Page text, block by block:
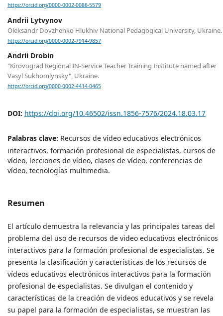
https://orcid.org/0000-0002-0086-5579
Andrii Lytvynov
Oleksandr Dovzhenko Hlukhiv National Pedagogical University, Ukraine.
https://orcid.org/0000-0002-7914-9857
Andrii Drobin
"Kirovograd Regional IN-Service Теасher Training Institute named after
Vasyl Sukhomlynsky", Ukraine.
https://orcid.org/0000-0002-4414-0465
DOI: https://doi.org/10.46502/issn.1856-7576/2024.18.03.17
Palabras clave: Recursos de vídeo educativos electrónicos
interactivos, formación profesional de especialistas, cursos de
vídeo, lecciones de vídeo, clases de vídeo, conferencias de
vídeo, tecnologías multimedia.
Resumen
El artículo demuestra la relevancia y las principales tareas del
problema del uso de recursos de video educativos electrónicos
interactivos para la formación profesional de especialistas. Se
presenta la clasificación y características de los recursos de
vídeos educativos electrónicos interactivos para la formación
profesional de especialistas. Se divulgan el contenido y
características de la creación de videos educativos y se revela
su papel para la formación de especialistas, se muestran las